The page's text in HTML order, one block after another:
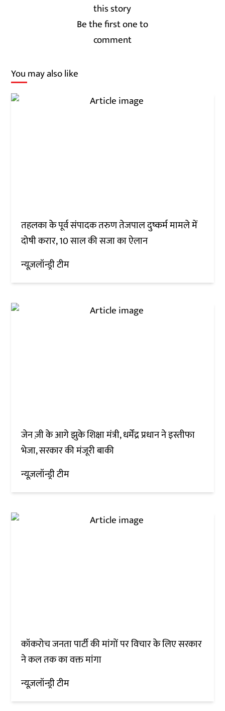
Be the first one to
comment
You may also like
तहलका के पूर्व संपादक तरुण तेजपाल दुष्कर्म मामले में
दोषी करार, 10 साल की सजा का ऐलान
न्यूज़लॉन्ड्री टीम
जेन ज़ी के आगे झुके शिक्षा मंत्री, धर्मेंद्र प्रधान ने इस्तीफा
भेजा, सरकार की मंजूरी बाकी
न्यूज़लॉन्ड्री टीम
कॉकरोच जनता पार्टी की मांगों पर विचार के लिए सरकार
ने कल तक का वक्त मांगा
न्यूज़लॉन्ड्री टीम